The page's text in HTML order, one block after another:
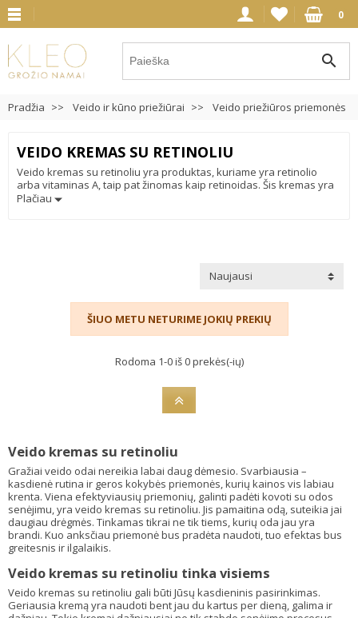
0
search
Pradžia Veido ir kūno priežiūrai Veido priežiūros priemonės
VEIDO KREMAS SU RETINOLIU
Veido kremas su retinoliu yra produktas, kuriame yra retinolio
arba vitaminas A, taip pat žinomas kaip retinoidas. Šis kremas yra
plačiai naudojamas odos priežiūroje dėl savo įvairių naudingų
Plačiau
Naujausi
ŠIUO METU NETURIME JOKIŲ PREKIŲ
Rodoma 1-0 iš 0 prekės(-ių)
Veido kremas su retinoliu
Gražiai veido odai nereikia labai daug dėmesio. Svarbiausia –
kasdienė rutina ir geros kokybės priemonės, kurių kainos vis labiau
krenta. Viena efektyviausių priemonių, galinti padėti kovoti su odos
senėjimu, yra veido kremas su retinoliu. Jis pamaitina odą, suteikia jai
daugiau drėgmės. Tinkamas tikrai ne tik tiems, kurių oda jau yra
brandi. Kuo anksčiau priemonė bus pradėta naudoti, tuo efektas bus
greitesnis ir ilgalaikis.
Veido kremas su retinoliu tinka visiems
Veido kremas su retinoliu gali būti Jūsų kasdieninis pasirinkimas.
Geriausia kremą yra naudoti bent jau du kartus per dieną, galima ir